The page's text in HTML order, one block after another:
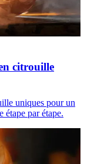
citrouille
uniques pour un
par étape.